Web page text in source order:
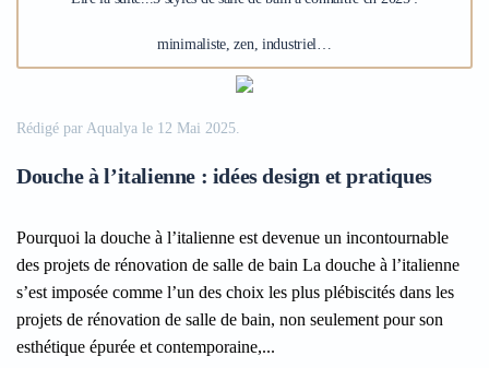
minimaliste, zen, industriel…
Rédigé par Aqualya le 12 Mai 2025.
Douche à l’italienne : idées design et pratiques
Pourquoi la douche à l’italienne est devenue un incontournable
des projets de rénovation de salle de bain La douche à l’italienne
s’est imposée comme l’un des choix les plus plébiscités dans les
projets de rénovation de salle de bain, non seulement pour son
esthétique épurée et contemporaine,...